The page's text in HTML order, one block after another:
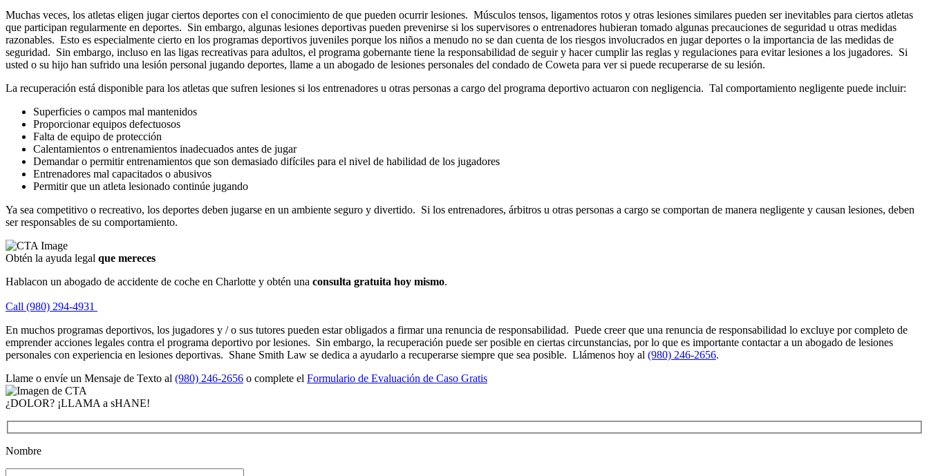
Muchas veces, los atletas eligen jugar ciertos deportes con el conocimiento de que pueden ocurrir lesiones. Músculos tensos, ligamentos rotos y otras lesiones similares pueden ser inevitables para ciertos atletas
que participan regularmente en deportes. Sin embargo, algunas lesiones deportivas pueden prevenirse si los supervisores o entrenadores hubieran tomado algunas precauciones de seguridad u otras medidas
razonables. Esto es especialmente cierto en los programas deportivos juveniles porque los niños a menudo no se dan cuenta de los riesgos involucrados en jugar deportes o la importancia de las medidas de
seguridad. Sin embargo, incluso en las ligas recreativas para adultos, el programa gobernante tiene la responsabilidad de seguir y hacer cumplir las reglas y regulaciones para evitar lesiones a los jugadores. Si
usted o su hijo han sufrido una lesión personal jugando deportes, llame a un abogado de lesiones personales del condado de Coweta para ver si puede recuperarse de su lesión.
La recuperación está disponible para los atletas que sufren lesiones si los entrenadores u otras personas a cargo del programa deportivo actuaron con negligencia. Tal comportamiento negligente puede incluir:
Superficies o campos mal mantenidos
Proporcionar equipos defectuosos
Falta de equipo de protección
Calentamientos o entrenamientos inadecuados antes de jugar
Demandar o permitir entrenamientos que son demasiado difíciles para el nivel de habilidad de los jugadores
Entrenadores mal capacitados o abusivos
Permitir que un atleta lesionado continúe jugando
Ya sea competitivo o recreativo, los deportes deben jugarse en un ambiente seguro y divertido. Si los entrenadores, árbitros u otras personas a cargo se comportan de manera negligente y causan lesiones, deben
ser responsables de su comportamiento.
Obtén la ayuda legal que mereces
Hablacon un abogado de accidente de coche en Charlotte y obtén una consulta gratuita hoy mismo.
Call (980) 294-4931
En muchos programas deportivos, los jugadores y / o sus tutores pueden estar obligados a firmar una renuncia de responsabilidad. Puede creer que una renuncia de responsabilidad lo excluye por completo de
emprender acciones legales contra el programa deportivo por lesiones. Sin embargo, la recuperación puede ser posible en ciertas circunstancias, por lo que es importante contactar a un abogado de lesiones
personales con experiencia en lesiones deportivas. Shane Smith Law se dedica a ayudarlo a recuperarse siempre que sea posible. Llámenos hoy al (980) 246-2656.
Llame o envíe un Mensaje de Texto al (980) 246-2656 o complete el Formulario de Evaluación de Caso Gratis
¿DOLOR? ¡LLAMA a sHANE!
Nombre